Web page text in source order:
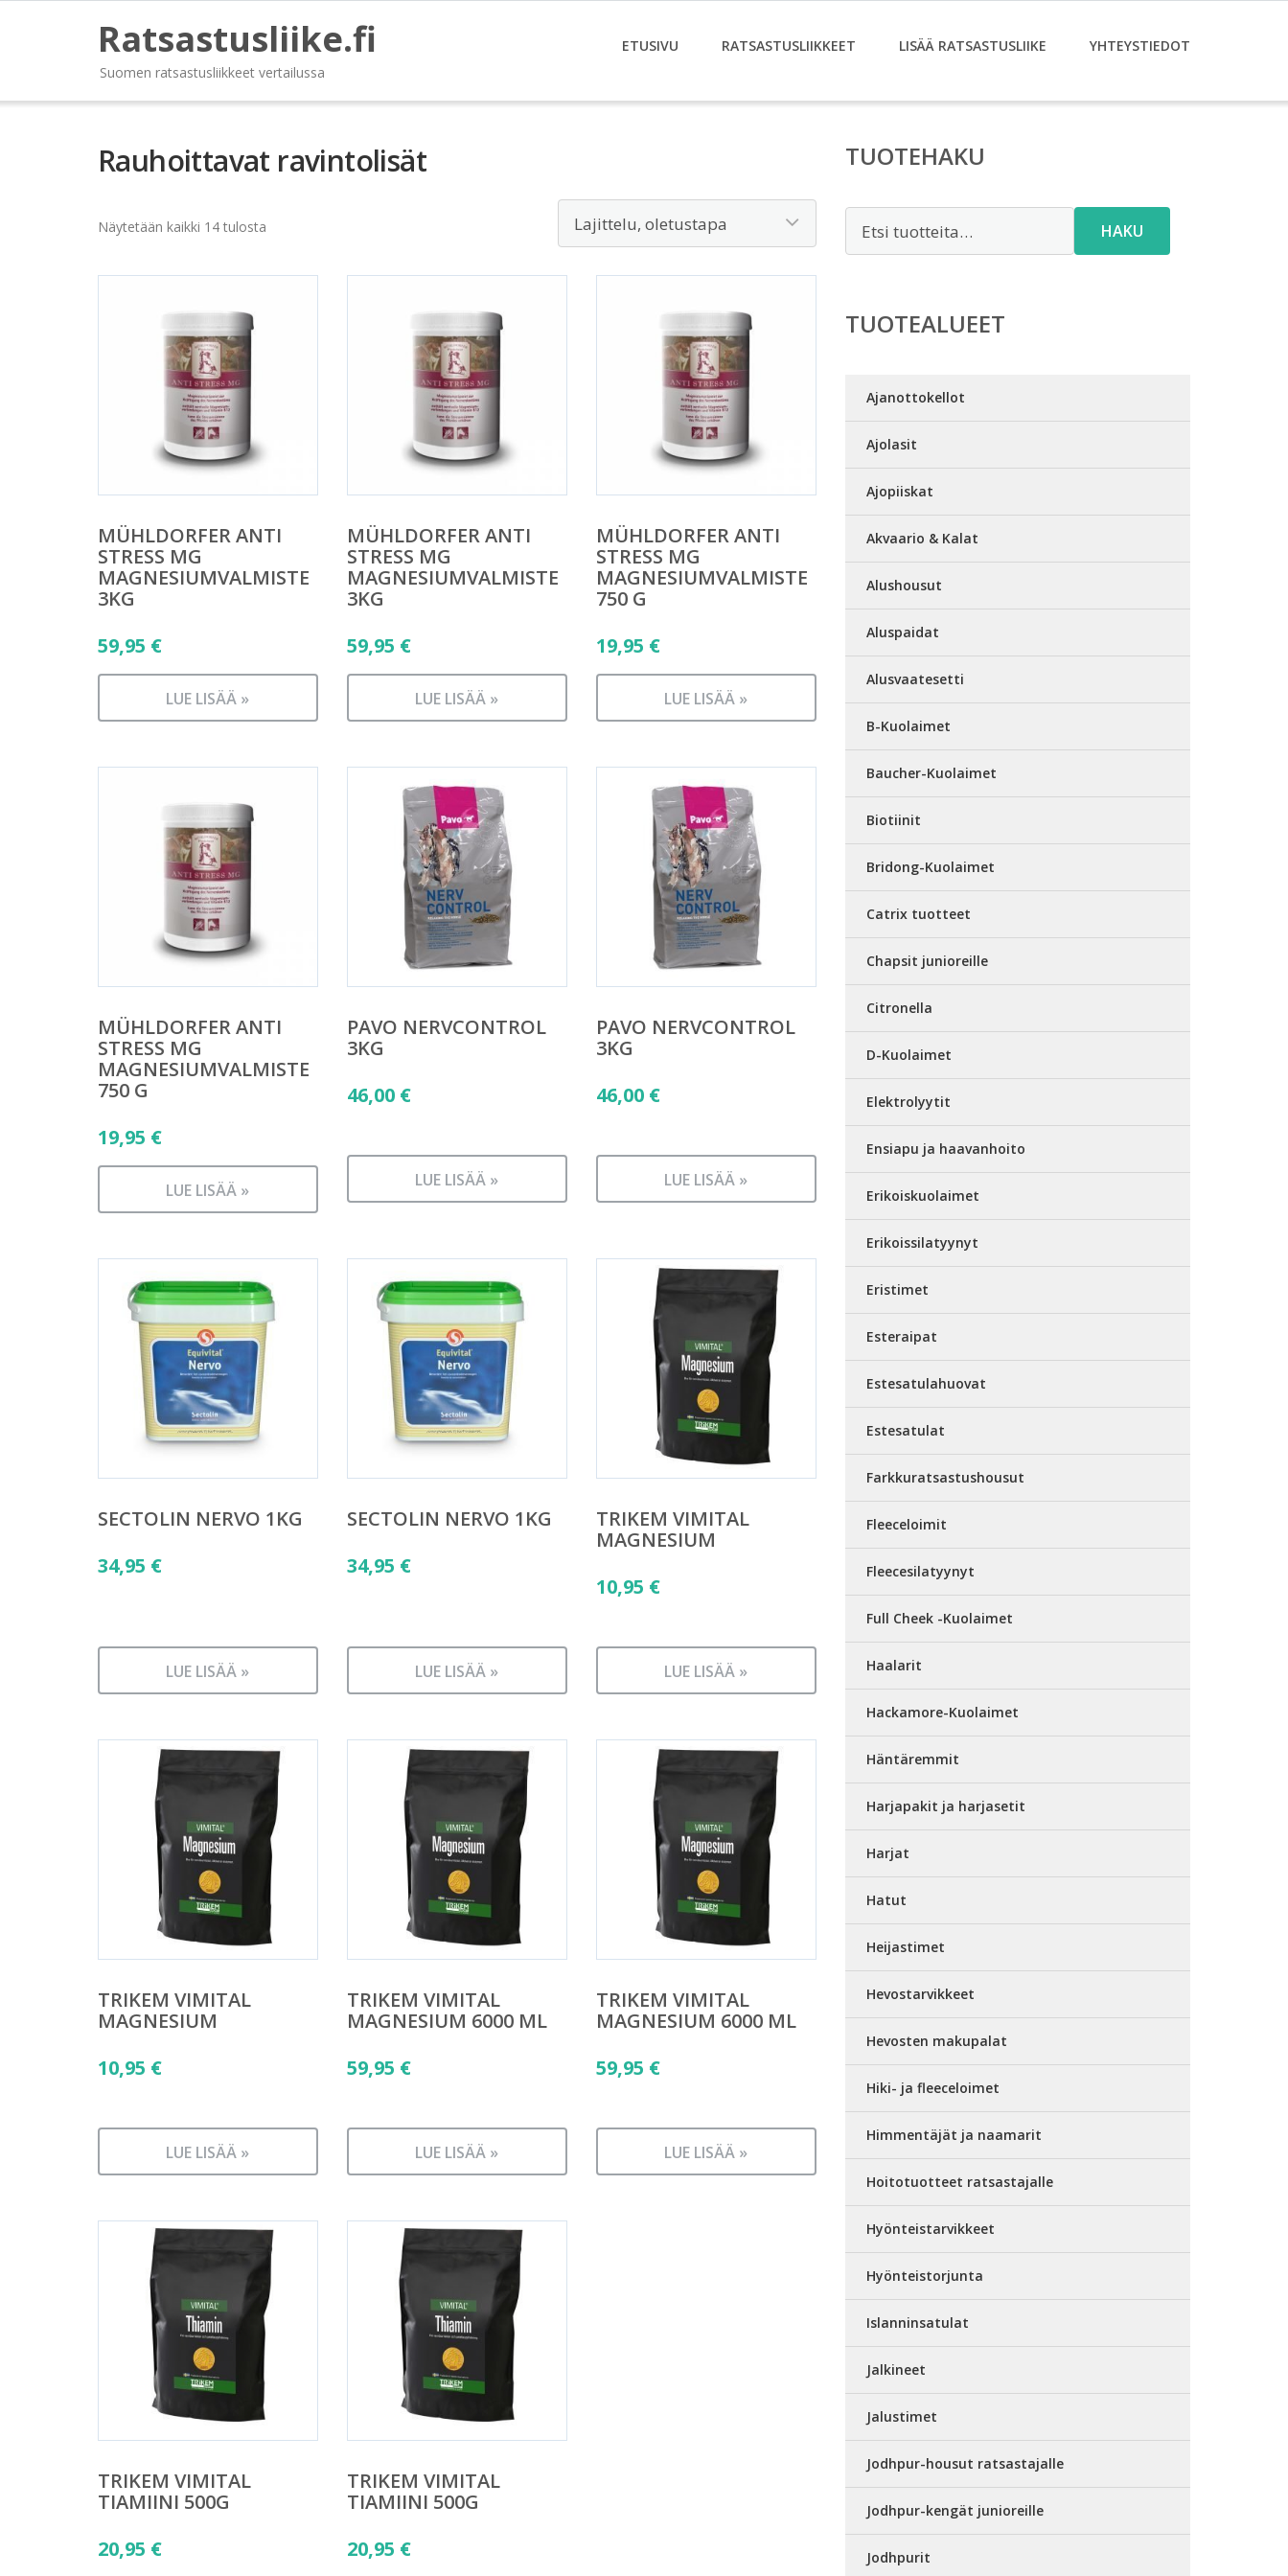
Ratsastusliike.fi
Suomen ratsastusliikkeet vertailussa
ETUSIVU RATSASTUSLIIKKEET LISÄÄ RATSASTUSLIIKE YHTEYSTIEDOT
Rauhoittavat ravintolisät
Näytetään kaikki 14 tulosta
MÜHLDORFER ANTI
STRESS MG
MAGNESIUMVALMISTE
3KG
59,95 €
LUE LISÄÄ »
MÜHLDORFER ANTI
STRESS MG
MAGNESIUMVALMISTE
3KG
59,95 €
LUE LISÄÄ »
MÜHLDORFER ANTI
STRESS MG
MAGNESIUMVALMISTE
750 G
19,95 €
LUE LISÄÄ »
MÜHLDORFER ANTI
STRESS MG
MAGNESIUMVALMISTE
750 G
19,95 €
LUE LISÄÄ »
PAVO NERVCONTROL
3KG
46,00 €
LUE LISÄÄ »
PAVO NERVCONTROL
3KG
46,00 €
LUE LISÄÄ »
SECTOLIN NERVO 1KG
34,95 €
LUE LISÄÄ »
SECTOLIN NERVO 1KG
34,95 €
LUE LISÄÄ »
TRIKEM VIMITAL
MAGNESIUM
10,95 €
LUE LISÄÄ »
TRIKEM VIMITAL
MAGNESIUM
10,95 €
LUE LISÄÄ »
TRIKEM VIMITAL
MAGNESIUM 6000 ML
59,95 €
LUE LISÄÄ »
TRIKEM VIMITAL
MAGNESIUM 6000 ML
59,95 €
LUE LISÄÄ »
TRIKEM VIMITAL
TIAMIINI 500G
20,95 €
TRIKEM VIMITAL
TIAMIINI 500G
20,95 €
TUOTEHAKU
HAKU
TUOTEALUEET
Ajanottokellot
Ajolasit
Ajopiiskat
Akvaario & Kalat
Alushousut
Aluspaidat
Alusvaatesetti
B-Kuolaimet
Baucher-Kuolaimet
Biotiinit
Bridong-Kuolaimet
Catrix tuotteet
Chapsit junioreille
Citronella
D-Kuolaimet
Elektrolyytit
Ensiapu ja haavanhoito
Erikoiskuolaimet
Erikoissilatyynyt
Eristimet
Esteraipat
Estesatulahuovat
Estesatulat
Farkkuratsastushousut
Fleeceloimit
Fleecesilatyynyt
Full Cheek -Kuolaimet
Haalarit
Hackamore-Kuolaimet
Häntäremmit
Harjapakit ja harjasetit
Harjat
Hatut
Heijastimet
Hevostarvikkeet
Hevosten makupalat
Hiki- ja fleeceloimet
Himmentäjät ja naamarit
Hoitotuotteet ratsastajalle
Hyönteistarvikkeet
Hyönteistorjunta
Islanninsatulat
Jalkineet
Jalustimet
Jodhpur-housut ratsastajalle
Jodhpur-kengät junioreille
Jodhpurit